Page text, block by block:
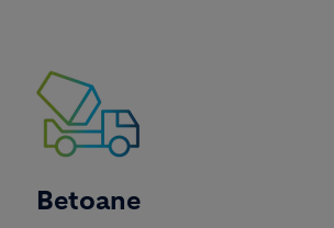
Image
Betoane